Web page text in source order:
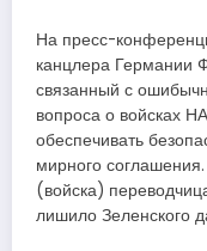
На пресс-
канцлера Германии
связанный с
вопроса о войсках
обеспечивать
мирного
(войска)
лишило Зеленского